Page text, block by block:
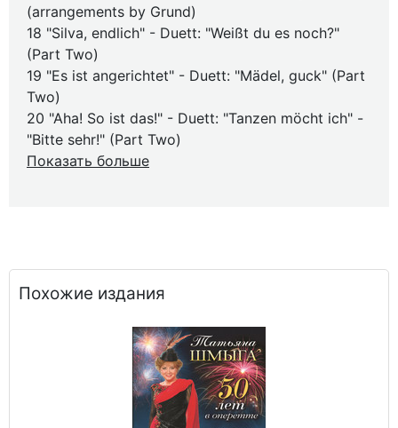
(arrangements by Grund)
18 "Silva, endlich" - Duett: "Weißt du es noch?"
(Part Two)
19 "Es ist angerichtet" - Duett: "Mädel, guck" (Part
Two)
20 "Aha! So ist das!" - Duett: "Tanzen möcht ich" -
"Bitte sehr!" (Part Two)
Показать больше
Похожие издания